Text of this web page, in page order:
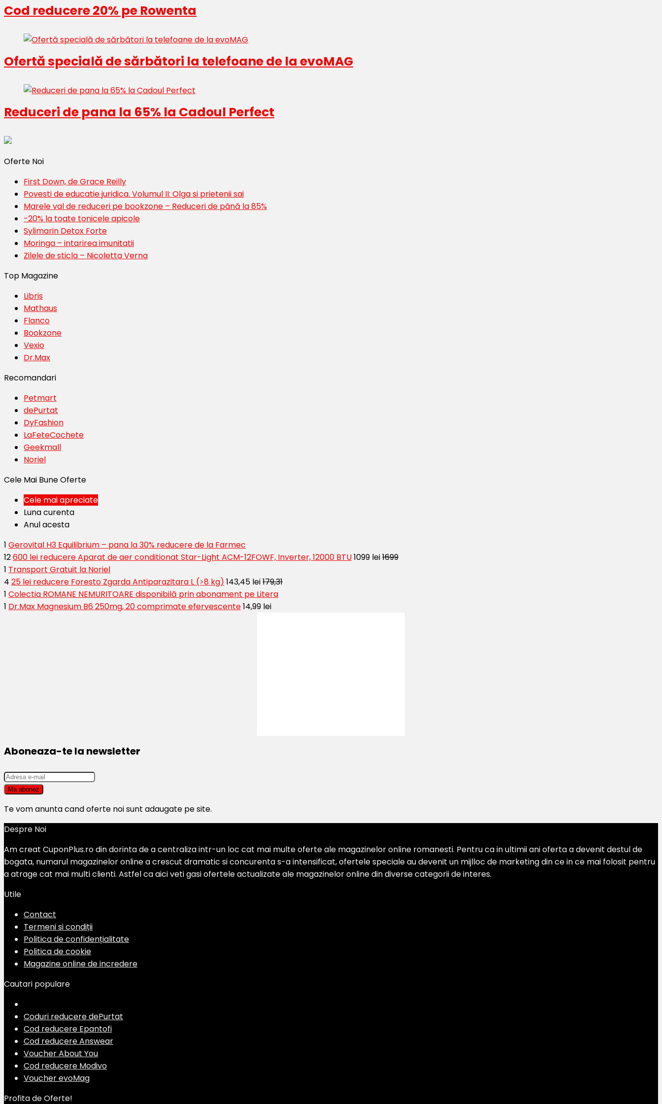
Cod reducere 20% pe Rowenta
Ofertă specială de sărbători la telefoane de la evoMAG
Reduceri de pana la 65% la Cadoul Perfect
Oferte Noi
First Down, de Grace Reilly
Povesti de educatie juridica. Volumul II: Olga si prietenii sai
Marele val de reduceri pe bookzone – Reduceri de până la 85%
-20% la toate tonicele apicole
Sylimarin Detox Forte
Moringa – intarirea imunitatii
Zilele de sticla – Nicoletta Verna
Top Magazine
Libris
Mathaus
Flanco
Bookzone
Vexio
Dr.Max
Recomandari
Petmart
dePurtat
DyFashion
LaFeteCochete
Geekmall
Noriel
Cele Mai Bune Oferte
Cele mai apreciate
Luna curenta
Anul acesta
1 Gerovital H3 Equilibrium – pana la 30% reducere de la Farmec
12600 lei reducere Aparat de aer conditionat Star-Light ACM-12FOWF, Inverter, 12000 BTU1099 lei1699
1 Transport Gratuit la Noriel
4 25 lei reducere Foresto Zgarda Antiparazitara L (>8 kg) 143,45 lei179,31
1 Colectia ROMANE NEMURITOARE disponibilă prin abonament pe Litera
1 Dr.Max Magnesium B6 250mg, 20 comprimate efervescente14,99 lei
Aboneaza-te la newsletter
Te vom anunta cand oferte noi sunt adaugate pe site.
Despre Noi
Am creat CuponPlus.ro din dorinta de a centraliza intr-un loc cat mai multe oferte ale magazinelor online romanesti. Pentru ca in ultimii ani oferta a devenit destul de
bogata, numarul magazinelor online a crescut dramatic si concurenta s-a intensificat, ofertele speciale au devenit un mijlloc de marketing din ce in ce mai folosit pentru
a atrage cat mai multi clienti. Astfel ca aici veti gasi ofertele actualizate ale magazinelor online din diverse categorii de interes.
Utile
Contact
Termeni si condiții
Politica de confidențialitate
Politica de cookie
Magazine online de incredere
Cautari populare
Coduri reducere dePurtat
Cod reducere Epantofi
Cod reducere Answear
Voucher About You
Cod reducere Modivo
Voucher evoMag
Profita de Oferte!